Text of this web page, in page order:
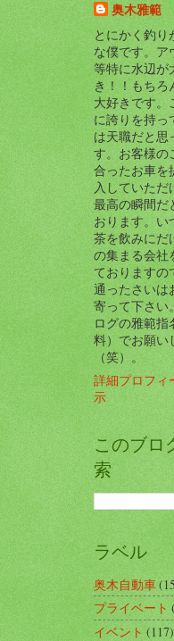
奥木雅範
とにかく釣り
な僕です。ア
等特に水辺が
き！！もちろ
大好きです。
に誇りを持っ
は天職だと思
す。お客様の
合ったお車を
入していただ
最高の瞬間だ
おります。い
茶を飲みにだ
の集まる会社
ておりますの
通ったさいは
寄って下さい
ログの雅範指
料）でお願い
（笑）。
詳細プロフィ
示
このブロ
索
ラベル
奥木自動車
プライベート
イベント(117)